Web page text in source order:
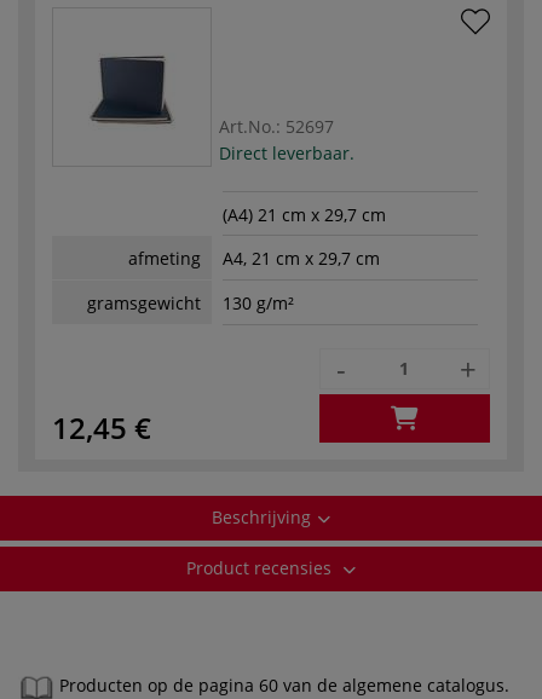
Art.No.: 52697
Direct leverbaar.
(A4) 21 cm x 29,7 cm
afmeting
A4, 21 cm x 29,7 cm
gramsgewicht
130 g/m²
12,45 €
- +
Beschrijving
Product recensies
Producten op de pagina 60 van de algemene catalogus.